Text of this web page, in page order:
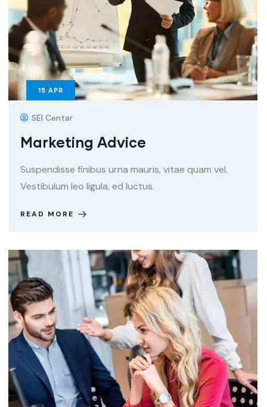
15 APR
SEI Centar
Marketing Advice
Suspendisse finibus urna mauris, vitae quam vel.
Vestibulum leo ligula, ed luctus.
READ MORE